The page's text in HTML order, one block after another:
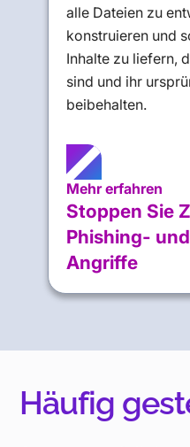
alle Dateien zu
konstruieren und
Inhalte zu liefern,
sind und ihr
beibehalten.
Mehr erfahren
Stoppen Sie
Phishing-
Angriffe
Häufig